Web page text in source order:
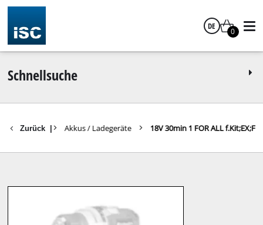
DE
0
Schnellsuche
Zurück Akkus / Ladegeräte 18V 30min 1 FOR ALL f.Kit;EX;F